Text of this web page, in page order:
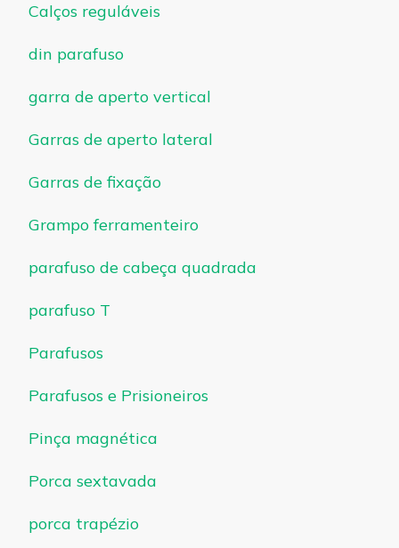
Calços reguláveis
din parafuso
garra de aperto vertical
Garras de aperto lateral
Garras de fixação
Grampo ferramenteiro
parafuso de cabeça quadrada
parafuso T
Parafusos
Parafusos e Prisioneiros
Pinça magnética
Porca sextavada
porca trapézio